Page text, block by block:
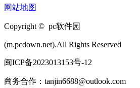
网站地图
Copyright © pc软件园
(m.pcdown.net).All Rights Reserved
闽ICP备2023013153号-12
商务合作：tanjin6688@outlook.com